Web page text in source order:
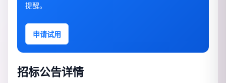
提醒。
申请试用
招标公告详情